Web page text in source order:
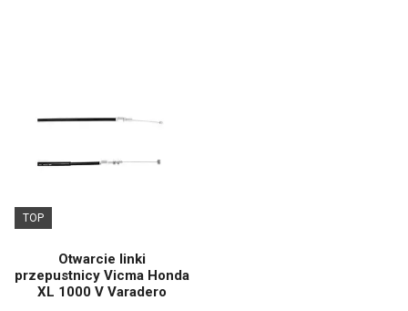
TOP
Otwarcie linki
przepustnicy Vicma Honda
XL 1000 V Varadero